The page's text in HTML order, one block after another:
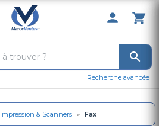
0 Produit
Recherche avancée
Impression & Scanners » Fax